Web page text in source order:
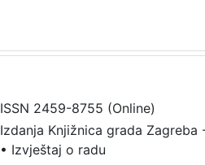
ISSN 2459-8755 (Online)
Izdanja Knjižnica grada Zagreba
• Izvještaj o radu